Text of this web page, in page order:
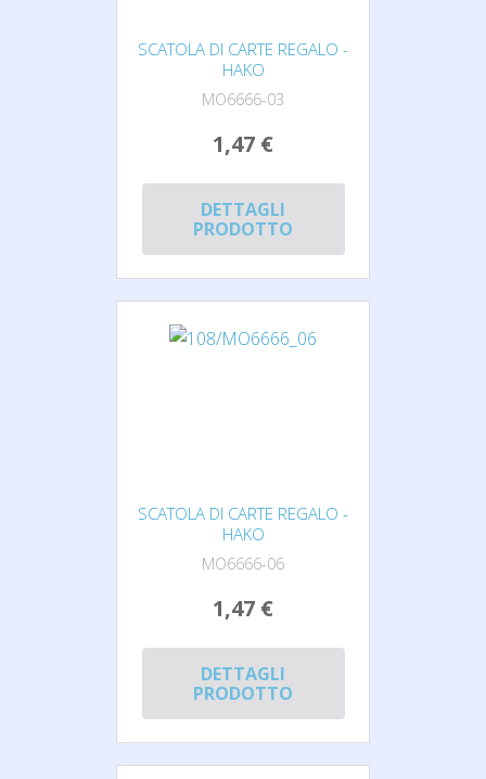
SCATOLA DI CARTE REGALO -
HAKO
MO6666-03
1,47 €
DETTAGLI
PRODOTTO
SCATOLA DI CARTE REGALO -
HAKO
MO6666-06
1,47 €
DETTAGLI
PRODOTTO